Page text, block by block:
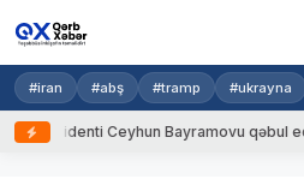
#iran #abş #tramp #ukrayna
Ceyhun Bayramovu qəbul edib